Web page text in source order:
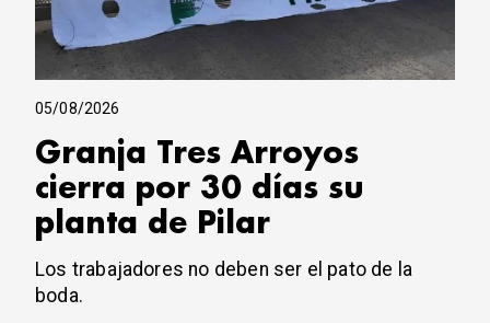
05/08/2026
Granja Tres Arroyos
cierra por 30 días su
planta de Pilar
Los trabajadores no deben ser el pato de la
boda.